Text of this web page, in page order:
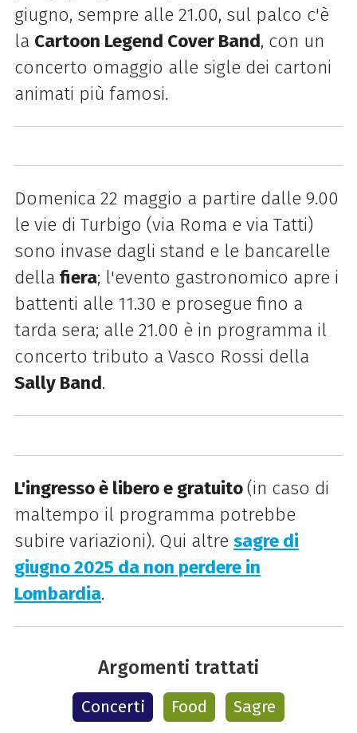
giugno, sempre alle 21.00, sul palco c'è
la Cartoon Legend Cover Band, con un
concerto omaggio alle sigle dei cartoni
animati più famosi.
Domenica 22 maggio a partire dalle 9.00
le vie di Turbigo (via Roma e via Tatti)
sono invase dagli stand e le bancarelle
della fiera; l'evento gastronomico apre i
battenti alle 11.30 e prosegue fino a
tarda sera; alle 21.00 è in programma il
concerto tributo a Vasco Rossi della
Sally Band.
L'ingresso è libero e gratuito(in caso di
maltempo il programma potrebbe
subire variazioni). Qui altre sagre di
giugno 2025 da non perdere in
Lombardia.
Argomenti trattati
Concerti Food Sagre